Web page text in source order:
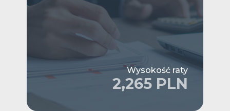
Wysokość raty
2,265 PLN